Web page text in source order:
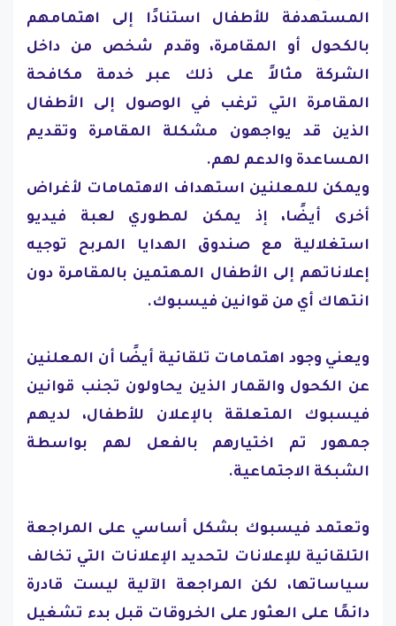
المستهدفة للأطفال استنادًا إلى اهتمامهم
بالكحول أو المقامرة، وقدم شخص من داخل
الشركة مثالاً على ذلك عبر خدمة مكافحة
المقامرة التي ترغب في الوصول إلى الأطفال
الذين قد يواجهون مشكلة المقامرة وتقديم
المساعدة والدعم لهم.
ويمكن للمعلنين استهداف الاهتمامات لأغراض
أخرى أيضًا، إذ يمكن لمطوري لعبة فيديو
استغلالية مع صندوق الهدايا المربح توجيه
إعلاناتهم إلى الأطفال المهتمين بالمقامرة دون
انتهاك أي من قوانين فيسبوك.
ويعني وجود اهتمامات تلقائية أيضًا أن المعلنين
عن الكحول والقمار الذين يحاولون تجنب قوانين
فيسبوك المتعلقة بالإعلان للأطفال، لديهم
جمهور تم اختيارهم بالفعل لهم بواسطة
الشبكة الاجتماعية.
وتعتمد فيسبوك بشكل أساسي على المراجعة
التلقائية للإعلانات لتحديد الإعلانات التي تخالف
سياساتها، لكن المراجعة الآلية ليست قادرة
دائمًا على العثور على الخروقات قبل بدء تشغيل